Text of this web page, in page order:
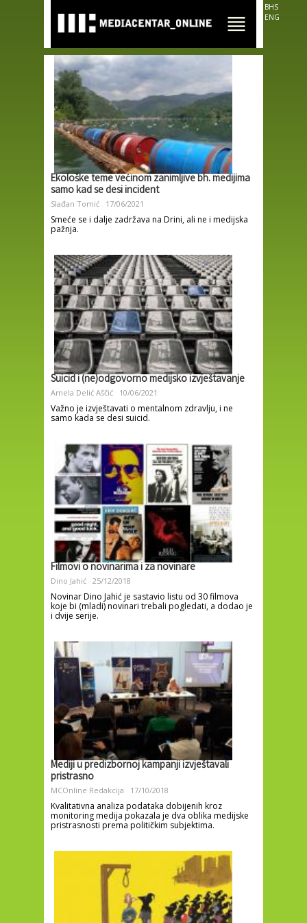
main
content
BHS
ENG
Ekološke teme većinom zanimljive bh. medijima
samo kad se desi incident
Slađan Tomić 17/06/2021
Smeće se i dalje zadržava na Drini, ali ne i medijska
pažnja.
Suicid i (ne)odgovorno medijsko izvještavanje
Amela Delić Aščić 10/06/2021
Važno je izvještavati o mentalnom zdravlju, i ne
samo kada se desi suicid.
Filmovi o novinarima i za novinare
Dino Jahić 25/12/2018
Novinar Dino Jahić je sastavio listu od 30 filmova
koje bi (mladi) novinari trebali pogledati, a dodao je
i dvije serije.
Mediji u predizbornoj kampanji izvještavali
pristrasno
MCOnline Redakcija 17/10/2018
Kvalitativna analiza podataka dobijenih kroz
monitoring medija pokazala je dva oblika medijske
pristrasnosti prema političkim subjektima.